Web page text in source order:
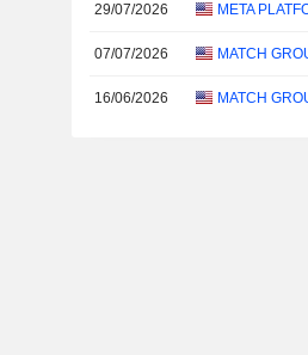
29/07/2026
07/07/2026
16/06/2026